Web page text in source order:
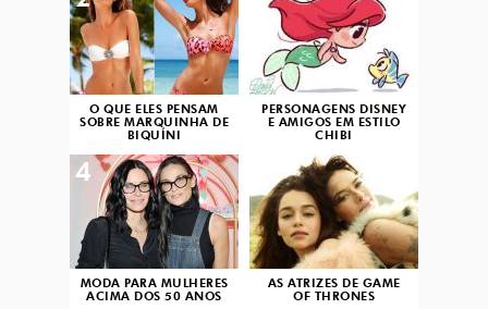
O QUE ELES PENSAM
SOBRE MARQUINHA DE
BIQUÍNI
PERSONAGENS DISNEY
E AMIGOS EM ESTILO
CHIBI
MODA PARA MULHERES
ACIMA DOS 50 ANOS
4
AS ATRIZES DE GAME
OF THRONES